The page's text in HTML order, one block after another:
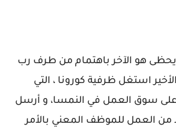
هو الآخر باهتمام من طرف رب
استغل ظرفية كورونا ، التي
سوق العمل في النمسا، و أرسل
من العمل للموظف المعني بالأمر